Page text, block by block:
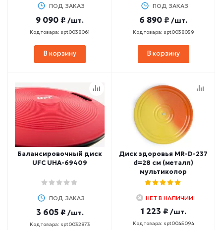
ПОД ЗАКАЗ
9 090 ₽ /шт.
Код товара: spt0038061
В корзину
ПОД ЗАКАЗ
6 890 ₽ /шт.
Код товара: spt0038059
В корзину
Балансировочный диск
UFC UHA-69409
ПОД ЗАКАЗ
3 605 ₽ /шт.
Код товара: spt0032873
Диск здоровья MR-D-237
d=28 см (металл)
мультиколор
НЕТ В НАЛИЧИИ
1 223 ₽ /шт.
Код товара: spt0045094